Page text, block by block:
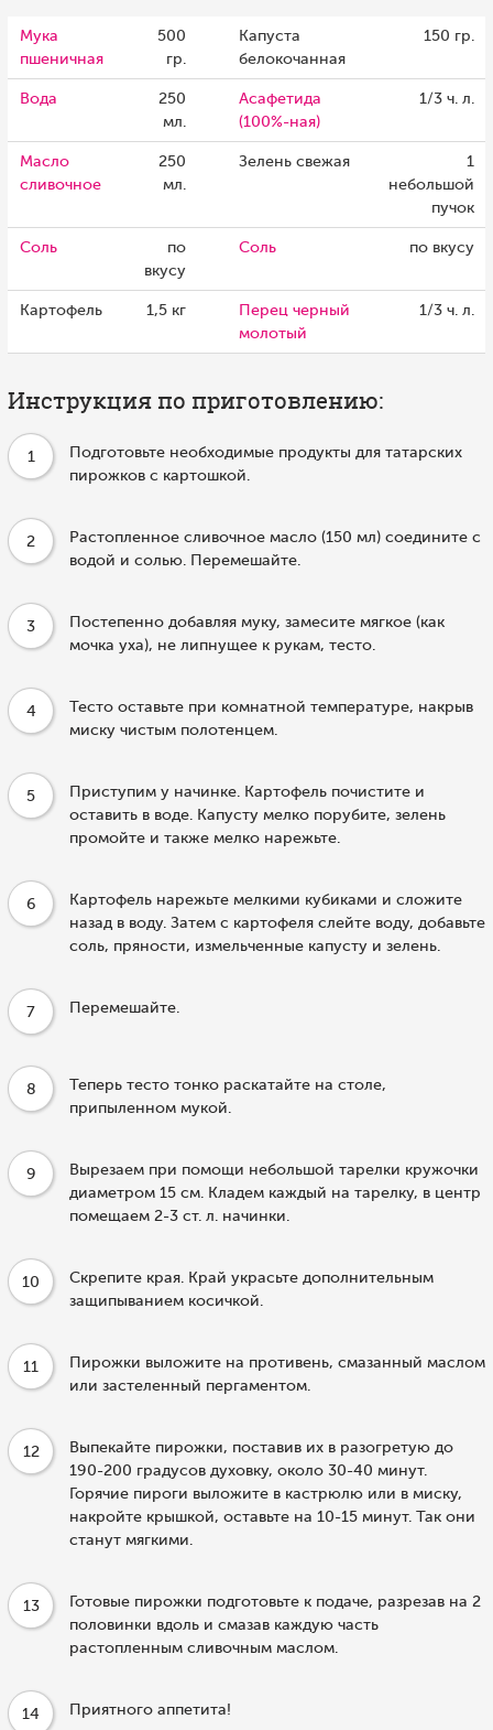
Мука
пшеничная
500
гр.
Капуста
белокочанная
150 гр.
Вода
250
мл.
Асафетида
(100%-ная)
1/3 ч. л.
Масло
сливочное
250
мл.
Зелень свежая
1
небольшой
пучок
Соль
по
вкусу
Соль по вкусу
Картофель 1,5 кг
Перец черный
молотый
1/3 ч. л.
Инструкция по приготовлению:
1
Подготовьте необходимые продукты для татарских
пирожков с картошкой.
2
Растопленное сливочное масло (150 мл) соедините с
водой и солью. Перемешайте.
3
Постепенно добавляя муку, замесите мягкое (как
мочка уха), не липнущее к рукам, тесто.
4
Тесто оставьте при комнатной температуре, накрыв
миску чистым полотенцем.
5
Приступим у начинке. Картофель почистите и
оставить в воде. Капусту мелко порубите, зелень
промойте и также мелко нарежьте.
6
Картофель нарежьте мелкими кубиками и сложите
назад в воду. Затем с картофеля слейте воду, добавьте
соль, пряности, измельченные капусту и зелень.
7 Перемешайте.
8
Теперь тесто тонко раскатайте на столе,
припыленном мукой.
9
Вырезаем при помощи небольшой тарелки кружочки
диаметром 15 см. Кладем каждый на тарелку, в центр
помещаем 2-3 ст. л. начинки.
10
Скрепите края. Край украсьте дополнительным
защипыванием косичкой.
11
Пирожки выложите на противень, смазанный маслом
или застеленный пергаментом.
12
Выпекайте пирожки, поставив их в разогретую до
190-200 градусов духовку, около 30-40 минут.
Горячие пироги выложите в кастрюлю или в миску,
накройте крышкой, оставьте на 10-15 минут. Так они
станут мягкими.
13
Готовые пирожки подготовьте к подаче, разрезав на 2
половинки вдоль и смазав каждую часть
растопленным сливочным маслом.
14 Приятного аппетита!